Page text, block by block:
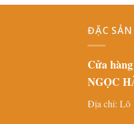
ĐẶC
Cửa
NGỌC
Địa chỉ: Lô